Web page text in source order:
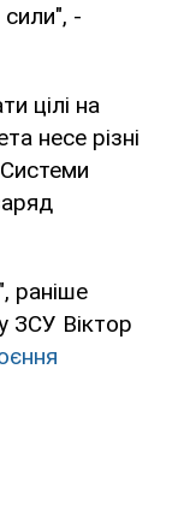
сили", -
цілі на
несе різні
раніше
ЗСУ Віктор